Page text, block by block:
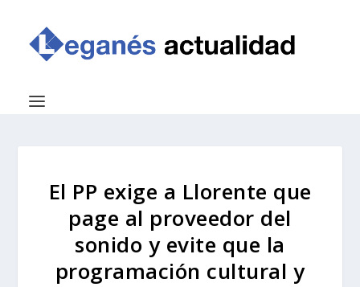
El PP exige a Llorente que
page al proveedor del
sonido y evite que la
programación cultural y